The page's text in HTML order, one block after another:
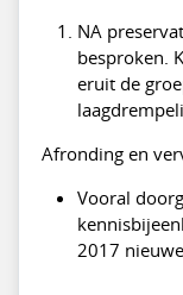
NA
besproken.
eruit de
Afronding en
Vooral
2017